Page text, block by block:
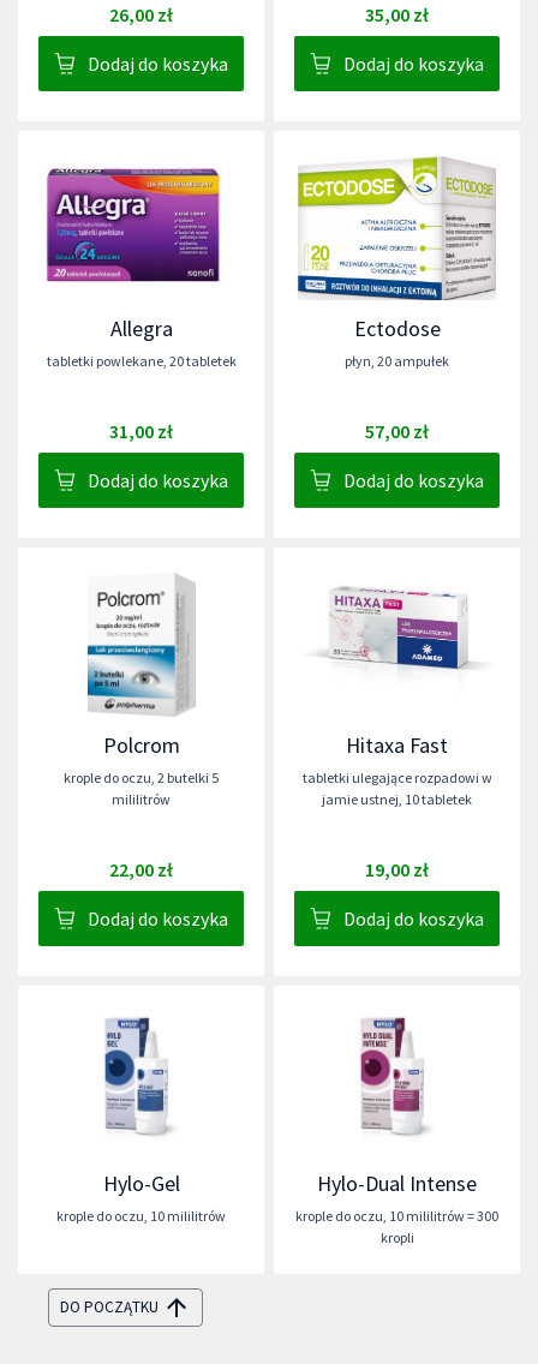
26,00 zł
Dodaj do koszyka
35,00 zł
Dodaj do koszyka
Allegra
tabletki powlekane, 20 tabletek
31,00 zł
Dodaj do koszyka
Ectodose
płyn 20 ampułek
57,00 zł
Dodaj do koszyka
Polcrom
krople do oczu 2 butelki 5
mililitrów
22,00 zł
Dodaj do koszyka
Hitaxa Fast
tabletki ulegające rozpadowi w
jamie ustnej 10 tabletek
19,00 zł
Dodaj do koszyka
Hylo-Gel
krople do oczu 10 mililitrów
Hylo-Dual Intense
krople do oczu 10 mililitrów = 300
kropli
DO POCZĄTKU